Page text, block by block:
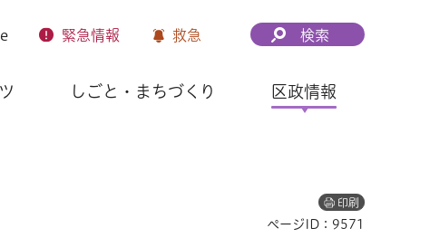
緊急情報 救急 検索
しごと・まちづくり 区政情報
印刷
ページID：9571